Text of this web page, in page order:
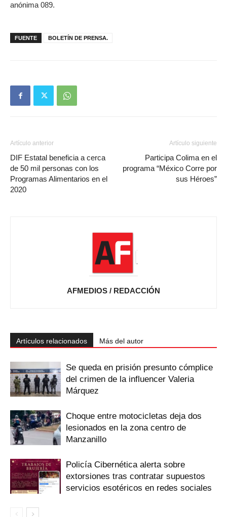
anónima 089.
FUENTE BOLETÍN DE PRENSA.
Artículo anterior
DIF Estatal beneficia a cerca
de 50 mil personas con los
Programas Alimentarios en el
2020
Artículo siguiente
Participa Colima en el
programa “México Corre por
sus Héroes”
AFMEDIOS / REDACCIÓN
Artículos relacionados Más del autor
Se queda en prisión presunto cómplice
del crimen de la influencer Valeria
Márquez
Choque entre motocicletas deja dos
lesionados en la zona centro de
Manzanillo
Policía Cibernética alerta sobre
extorsiones tras contratar supuestos
servicios esotéricos en redes sociales